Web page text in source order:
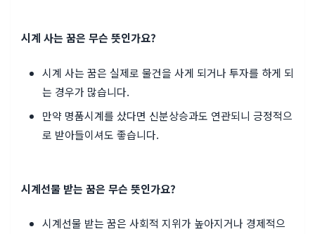
시계 사는 꿈은 무슨 뜻인가요?
시계 사는 꿈은 실제로 물건을 사게 되거나 투자를 하게 되
는 경우가 많습니다.
만약 명품시계를 샀다면 신분상승과도 연관되니 긍정적으
로 받아들이셔도 좋습니다.
시계선물 받는 꿈은 무슨 뜻인가요?
시계선물 받는 꿈은 사회적 지위가 높아지거나 경제적으